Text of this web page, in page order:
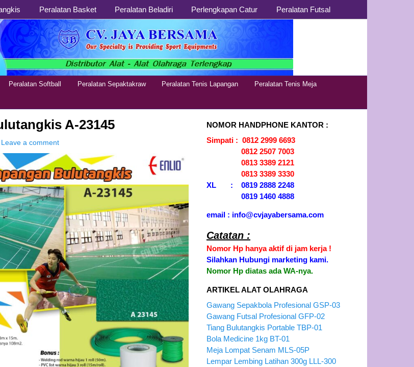
Peralatan Basket Peralatan Beladiri Perlengkapan Catur Peralatan Futsal
Peralatan Softball Peralatan Sepaktakraw Peralatan Tenis Lapangan Peralatan Tenis Meja
A-23145
Leave a comment
NOMOR HANDPHONE KANTOR :
Simpati : 0812 2999 6693
0812 2507 7003
0813 3389 2121
0813 3389 3330
XL : 0819 2888 2248
0819 1460 4888
email : info@cvjayabersama.com
Catatan :
Nomor Hp hanya aktif di jam kerja !
Silahkan Hubungi marketing kami.
Nomor Hp diatas ada WA-nya.
ARTIKEL ALAT OLAHRAGA
Gawang Sepakbola Profesional GSP-03
Gawang Futsal Profesional GFP-02
Tiang Bulutangkis Portable TBP-01
Bola Medicine 1kg BT-01
Meja Lompat Senam MLS-05P
Lempar Lembing Latihan 300g LLL-300